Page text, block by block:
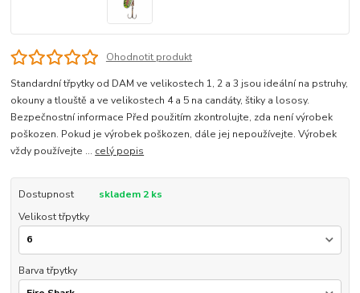
Ohodnotit produkt
Standardní třpytky od DAM ve velikostech 1, 2 a 3 jsou ideální na pstruhy,
okouny a tlouště a ve velikostech 4 a 5 na candáty, štiky a lososy.
Bezpečnostní informace Před použitím zkontrolujte, zda není výrobek
poškozen. Pokud je výrobek poškozen, dále jej nepoužívejte. Výrobek
vždy používejte ... celý popis
Dostupnost
skladem 2 ks
Velikost třpytky
Barva třpytky